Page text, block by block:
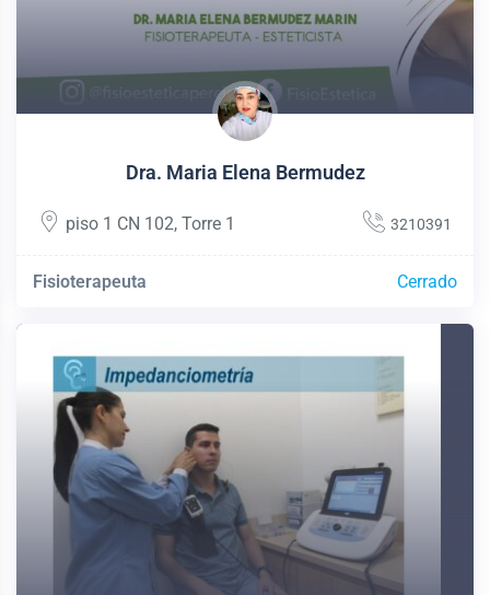
Dra. Maria Elena Bermudez
piso 1 CN 102, Torre 1 3210391
Fisioterapeuta Cerrado